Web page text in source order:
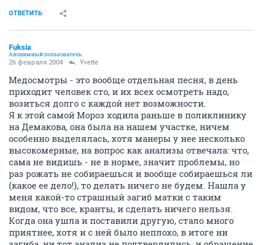
ОТВЕТИТЬ
Fuksia
Анонимный пользователь
26 февраля 2004 Yvette
Медосмотры - это вообще отдельная песня, в день
приходит человек сто, и их всех осмотреть надо,
возиться долго с каждой нет возможности.
Я к этой самой Мороз ходила раньше в поликлинику
на Демакова, она была на нашем участке, ничем
особенно выделялась, хотя манеры у нее несколько
высокомерные, на вопрос как анализы отвечала: что,
сама не видишь - не в норме, значит проблемы, но
раз рожать не собираешься и вообще собираешься ли
(какое ее дело!), то делать ничего не будем. Нашла у
меня какой-то страшный загиб матки с таким
видом, что все, кранты, и сделать ничего нельзя.
Когда она ушла и поставили другую, стало много
приятнее, хотя и с ней было неплохо, в итоге ни